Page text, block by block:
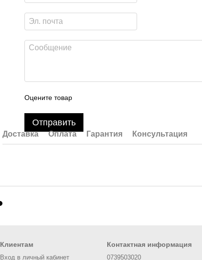
Оцените товар
Отправить
Доставка Оплата Гарантия Консультация
Клиентам
Вход в личный кабинет
Контактная информация
0739503020